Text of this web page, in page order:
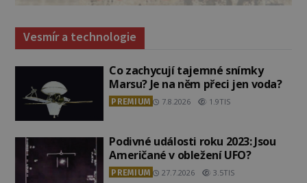
Vesmír a technologie
Co zachycují tajemné snímky
Marsu? Je na něm přeci jen voda?
PREMIUM 7.8.2026 1.9TIS
Podivné události roku 2023: Jsou
Američané v obležení UFO?
PREMIUM 27.7.2026 3.5TIS